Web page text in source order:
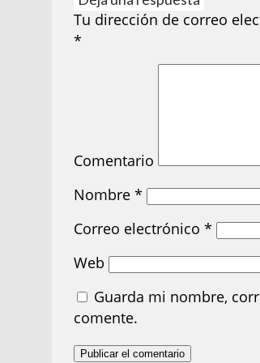
Tu dirección de correo
*
Comentario
Nombre*
Correo electrónico*
Web
Guarda mi nombre,
comente.